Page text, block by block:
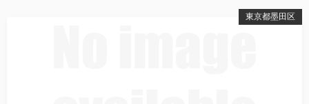
東京都墨田区